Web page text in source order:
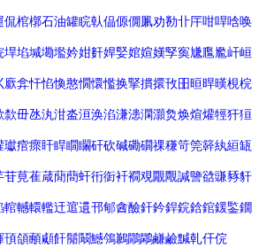
侃棺槨石油罐睆倝偘傆僩凲劝勌卝厈咁哻唅唤
垾埳堿墈壏妗姏姧娨婜婠媗嫨孯寏尲尶尷屽峘
廞弇忓惂愌憨憪懁懢换掔摜擐攼昍晅晘暵梘梡
歀毌氹汍泔泴洹涣淊溓漶澖灝烉焕煊爟牼犴狟
瓛痯瘝盰睅瞯矙矸砍碱磡礀祼稴笴筦簳紈絙缻
苷莧萑葴蕑蕳虷衎衘衦襉覌覵覸諴譼谽豏豩豻
輨轗轘轞迀逭遦邗郇酓醶釬鈐銲鋎鋡錧鍰鍳鐗
頇頜顄顑飦鬜鬫鱤鳹鶼鷳鷴鹻鹼黬乹仠俒